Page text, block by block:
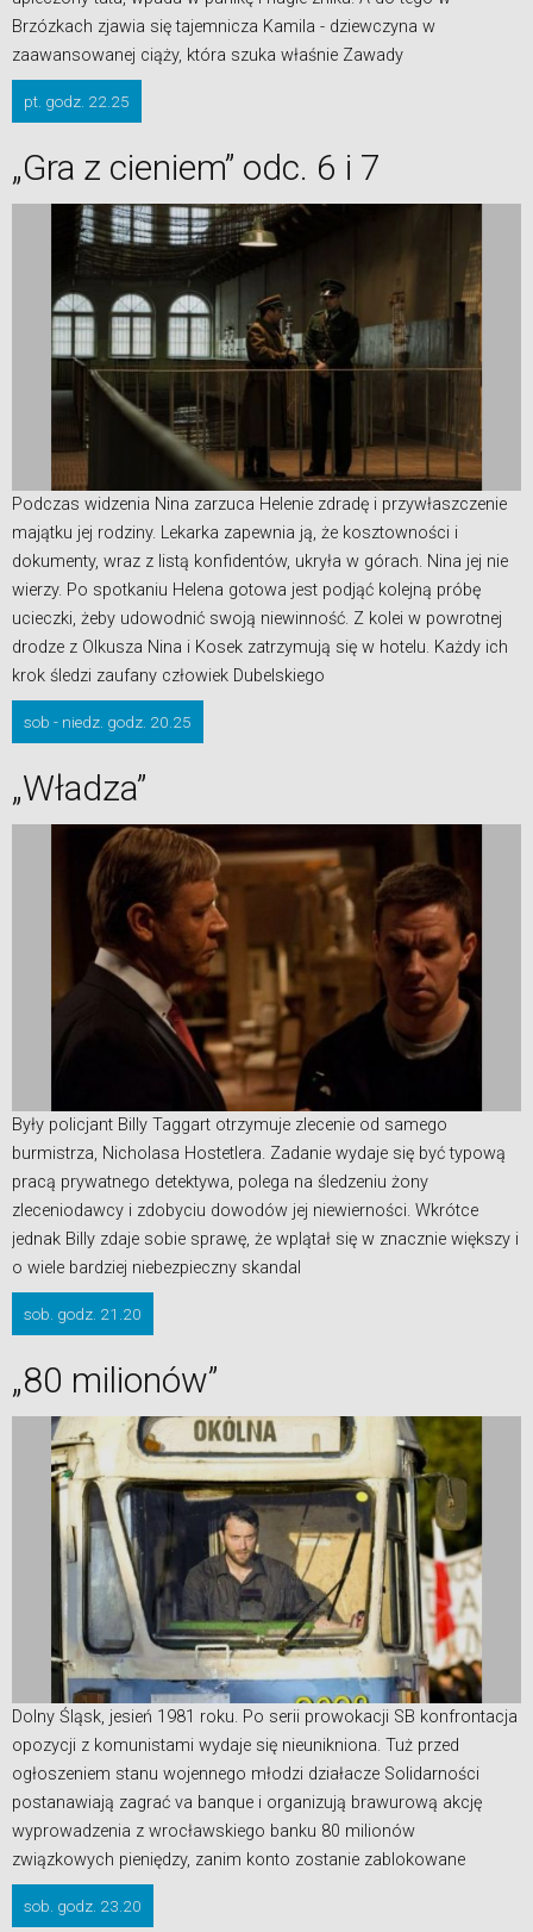
Brzózkach zjawia się tajemnicza Kamila - dziewczyna w
zaawansowanej ciąży, która szuka właśnie Zawady
pt. godz. 22.25
„Gra z cieniem” odc. 6 i 7
Podczas widzenia Nina zarzuca Helenie zdradę i przywłaszczenie
majątku jej rodziny. Lekarka zapewnia ją, że kosztowności i
dokumenty, wraz z listą konfidentów, ukryła w górach. Nina jej nie
wierzy. Po spotkaniu Helena gotowa jest podjąć kolejną próbę
ucieczki, żeby udowodnić swoją niewinność. Z kolei w powrotnej
drodze z Olkusza Nina i Kosek zatrzymują się w hotelu. Każdy ich
krok śledzi zaufany człowiek Dubelskiego
sob - niedz. godz. 20.25
„Władza”
Były policjant Billy Taggart otrzymuje zlecenie od samego
burmistrza, Nicholasa Hostetlera. Zadanie wydaje się być typową
pracą prywatnego detektywa, polega na śledzeniu żony
zleceniodawcy i zdobyciu dowodów jej niewierności. Wkrótce
jednak Billy zdaje sobie sprawę, że wplątał się w znacznie większy i
o wiele bardziej niebezpieczny skandal
sob. godz. 21.20
„80 milionów”
Dolny Śląsk, jesień 1981 roku. Po serii prowokacji SB konfrontacja
opozycji z komunistami wydaje się nieunikniona. Tuż przed
ogłoszeniem stanu wojennego młodzi działacze Solidarności
postanawiają zagrać va banque i organizują brawurową akcję
wyprowadzenia z wrocławskiego banku 80 milionów
związkowych pieniędzy, zanim konto zostanie zablokowane
sob. godz. 23.20